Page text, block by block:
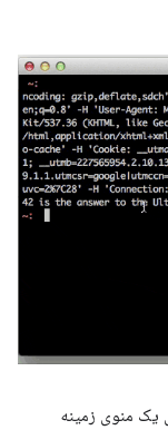
یک منوی زمینه